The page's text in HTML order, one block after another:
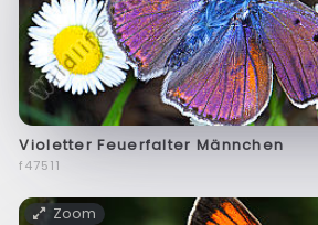
Violetter Feuerfalter Männchen
f47511
Zoom